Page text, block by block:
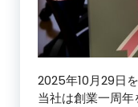
2025年10月29日
当社は創業一周年